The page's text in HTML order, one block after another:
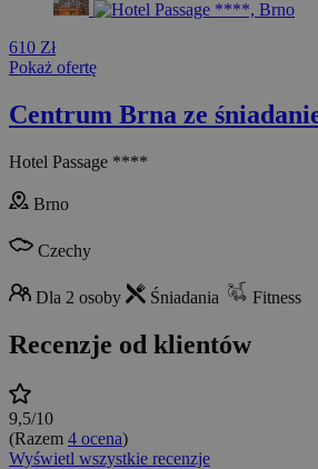
610 Zł
Pokaż ofertę
Centrum Brna ze
Hotel Passage ****
Brno
Czechy
Dla 2 osoby Śniadania Fitness
Recenzje od klientów
9,5/10
(Razem 4 ocena)
Wyświetl wszystkie recenzje